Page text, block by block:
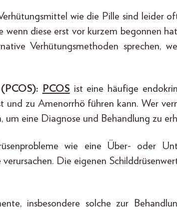
wie die Pille sind leider
wenn diese erst vor kurzem begonnen
Verhütungsmethoden sprechen,
PCOS ist eine häufige
und zu Amenorrhö führen kann. Wer
um eine Diagnose und Behandlung zu
wie eine Über- oder
Die eigenen
insbesondere solche zur